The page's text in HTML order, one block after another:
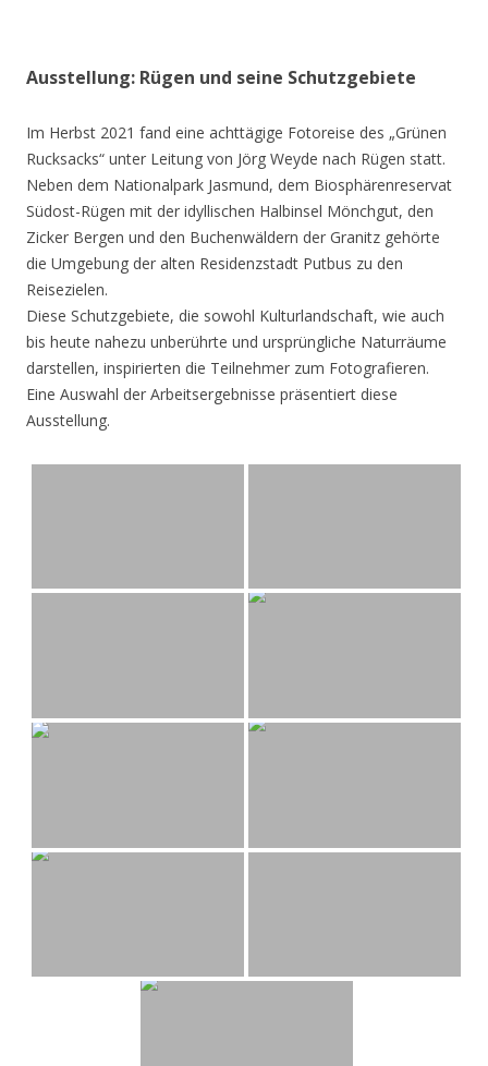
Ausstellung: Rügen und seine Schutzgebiete
Im Herbst 2021 fand eine achttägige Fotoreise des „Grünen
Rucksacks“ unter Leitung von Jörg Weyde nach Rügen statt.
Neben dem Nationalpark Jasmund, dem Biosphärenreservat
Südost-Rügen mit der idyllischen Halbinsel Mönchgut, den
Zicker Bergen und den Buchenwäldern der Granitz gehörte
die Umgebung der alten Residenzstadt Putbus zu den
Reisezielen.
Diese Schutzgebiete, die sowohl Kulturlandschaft, wie auch
bis heute nahezu unberührte und ursprüngliche Naturräume
darstellen, inspirierten die Teilnehmer zum Fotografieren.
Eine Auswahl der Arbeitsergebnisse präsentiert diese
Ausstellung.